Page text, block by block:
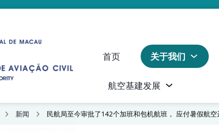
首页 关于我们
航空基建发展
新闻 民航局至今审批了142个加班和包机航班， 应付暑假航空